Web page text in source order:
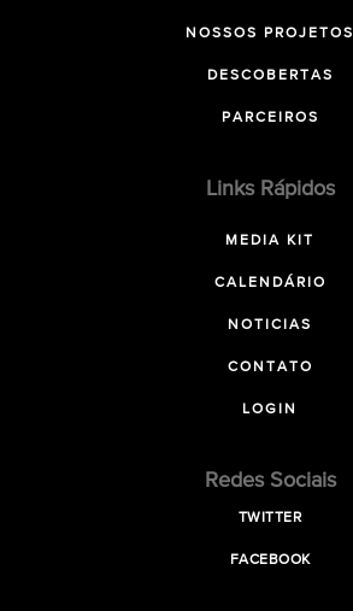
NOSSOS PROJETOS
DESCOBERTAS
PARCEIROS
Links Rápidos
MEDIA KIT
CALENDÁRIO
NOTICIAS
CONTATO
LOGIN
Redes Sociais
TWITTER
FACEBOOK